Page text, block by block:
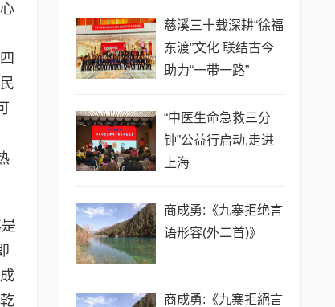
慈溪三十载深耕“徐福
东渡”文化 联结古今
助力“一带一路”
“中医生命急救三分
钟”公益行启动,走进
上海
商成勇:《九寨拒绝言
语形容(外二首)》
商成勇:《九寨拒絕言